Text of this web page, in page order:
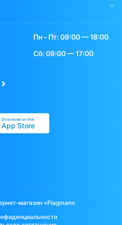
Пн - Пт: 09:00 — 18:00
Сб: 09:00 — 17:00
Download on the
App Store
магазин «Flagman»